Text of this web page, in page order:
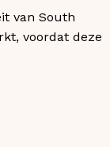
van South
voordat deze